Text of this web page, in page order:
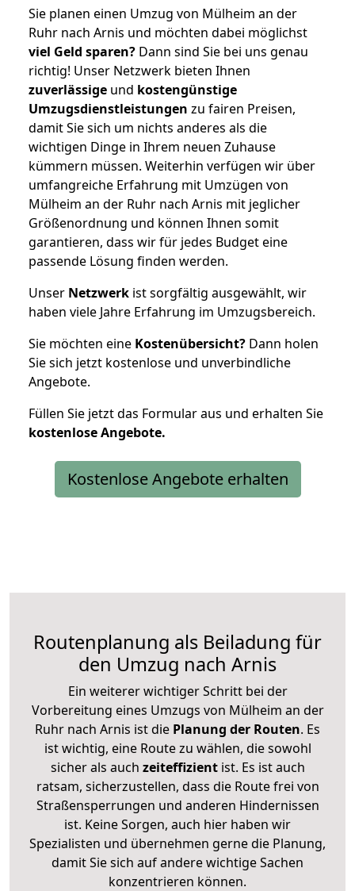
Sie planen einen Umzug von Mülheim an der
Ruhr nach Arnis und möchten dabei möglichst
viel Geld sparen? Dann sind Sie bei uns genau
richtig! Unser Netzwerk bieten Ihnen
zuverlässige und kostengünstige
Umzugsdienstleistungen zu fairen Preisen,
damit Sie sich um nichts anderes als die
wichtigen Dinge in Ihrem neuen Zuhause
kümmern müssen. Weiterhin verfügen wir über
umfangreiche Erfahrung mit Umzügen von
Mülheim an der Ruhr nach Arnis mit jeglicher
Größenordnung und können Ihnen somit
garantieren, dass wir für jedes Budget eine
passende Lösung finden werden.
Unser Netzwerk ist sorgfältig ausgewählt, wir
haben viele Jahre Erfahrung im Umzugsbereich.
Sie möchten eine Kostenübersicht? Dann holen
Sie sich jetzt kostenlose und unverbindliche
Angebote.
Füllen Sie jetzt das Formular aus und erhalten Sie
kostenloseAngebote.
Kostenlose Angebote erhalten
Routenplanung als Beiladung für
den Umzug nach Arnis
Ein weiterer wichtiger Schritt bei der
Vorbereitung eines Umzugs von Mülheim an der
Ruhr nach Arnis ist die Planung der Routen. Es
ist wichtig, eine Route zu wählen, die sowohl
sicher als auch zeiteffizientist. Es ist auch
ratsam, sicherzustellen, dass die Route frei von
Straßensperrungen und anderen Hindernissen
ist. Keine Sorgen, auch hier haben wir
Spezialisten und übernehmen gerne die Planung,
damit Sie sich auf andere wichtige Sachen
konzentrieren können.